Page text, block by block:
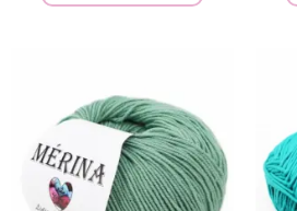
variations.
Les
options
peuvent
être